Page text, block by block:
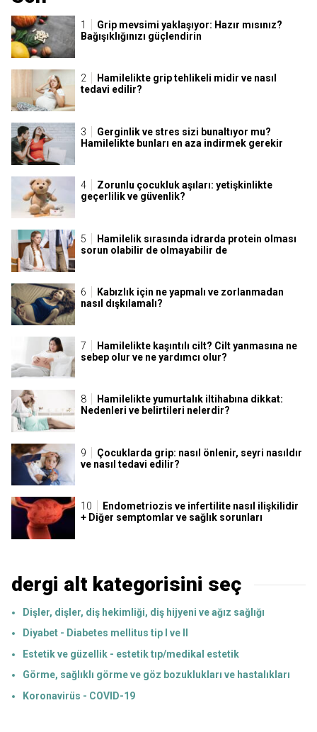
Grip mevsimi yaklaşıyor: Hazır mısınız?
Bağışıklığınızı güçlendirin
Hamilelikte grip tehlikeli midir ve nasıl
tedavi edilir?
Gerginlik ve stres sizi bunaltıyor mu?
Hamilelikte bunları en aza indirmek gerekir
Zorunlu çocukluk aşıları: yetişkinlikte
geçerlilik ve güvenlik?
Hamilelik sırasında idrarda protein olması
sorun olabilir de olmayabilir de
Kabızlık için ne yapmalı ve zorlanmadan
nasıl dışkılamalı?
Hamilelikte kaşıntılı cilt? Cilt yanmasına ne
sebep olur ve ne yardımcı olur?
Hamilelikte yumurtalık iltihabına dikkat:
Nedenleri ve belirtileri nelerdir?
Çocuklarda grip: nasıl önlenir, seyri nasıldır
ve nasıl tedavi edilir?
Endometriozis ve infertilite nasıl ilişkilidir
+ Diğer semptomlar ve sağlık sorunları
dergi alt kategorisini seç
Dişler, dişler, diş hekimliği, diş hijyeni ve ağız sağlığı
Diyabet - Diabetes mellitus tip I ve II
Estetik ve güzellik - estetik tıp/medikal estetik
Görme, sağlıklı görme ve göz bozuklukları ve hastalıkları
Koronavirüs - COVID-19